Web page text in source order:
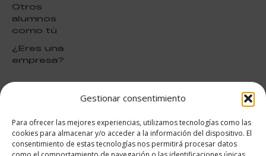
Gestionar consentimiento
Para ofrecer las mejores experiencias, utilizamos tecnologías como las
cookies para almacenar y/o acceder a la información del dispositivo. El
consentimiento de estas tecnologías nos permitirá procesar datos
Otros
alumnos
como tú
¿Eres una
empresa?
puntuación para ESAH
basado en
Valoraciones soportado por
eKomi